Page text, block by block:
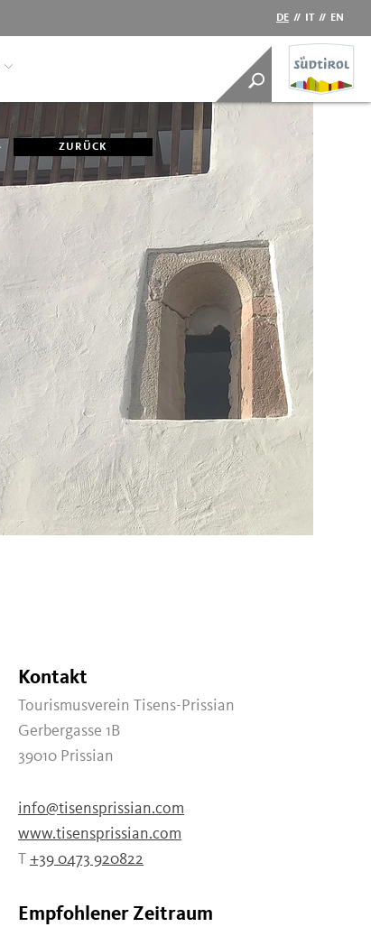
DE // IT // EN
ZURÜCK
Kontakt
Tourismusverein Tisens-Prissian
Gerbergasse 1B
39010 Prissian
info@tisensprissian.com
www.tisensprissian.com
T +39 0473 920822
Empfohlener Zeitraum